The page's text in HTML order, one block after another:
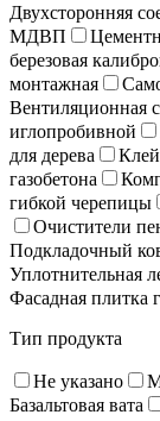
Двухсторонняя
МДВП
березовая
монтажная
Вентиляционная
иглопробивной
для дерева
газобетона
гибкой черепицы
Очистители
Подкладочный
Уплотнительная
Фасадная плитка
Тип продукта
Не указано
Базальтовая вата